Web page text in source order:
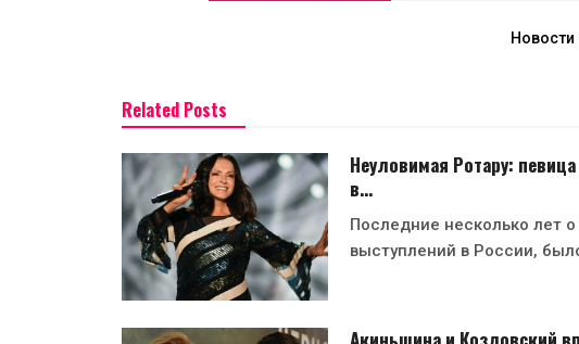
Related Posts
Неуловимая Ротару:
в…
Последние несколько лет
выступлений в России,